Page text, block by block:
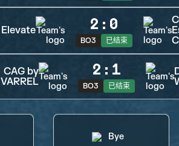
Elevate 2 : 0
BO3 已结束
CAG by
VARREL
2 : 1
BO3 已结束